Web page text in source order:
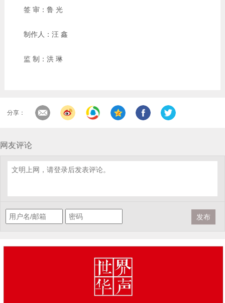
签 审：鲁 光
制作人：汪 鑫
监 制：洪 琳
分享：
网友评论